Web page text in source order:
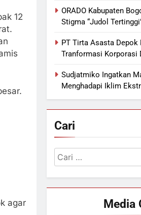
12
agar
ORADO Kabupaten
Stigma “Judol
PT Tirta Asasta Depok
Tranformasi Korporasi
Sudjatmiko Ingatkan
Menghadapi Iklim
Cari
Cari
untuk:
Media